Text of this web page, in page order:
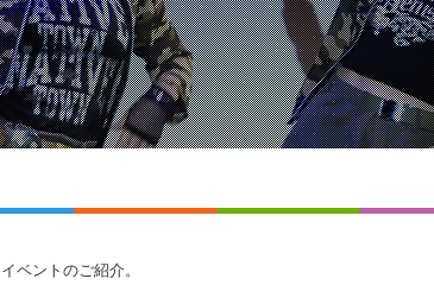
ベントのご紹介。